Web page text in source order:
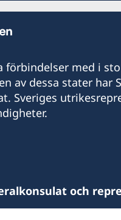
förbindelser med i
av dessa stater har
Sveriges
och